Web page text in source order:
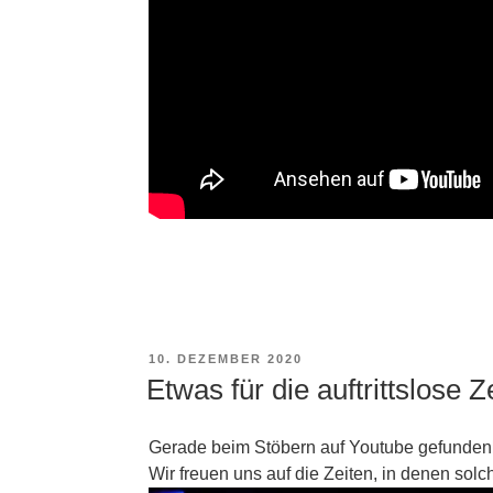
VERÖFFENTLICHT
10. DEZEMBER 2020
Etwas für die auftrittslose
Gerade beim Stöbern auf Youtube
Wir freuen uns auf die Zeiten, in denen